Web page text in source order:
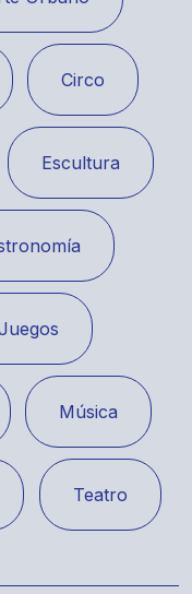
Circo
Escultura
Música
Teatro